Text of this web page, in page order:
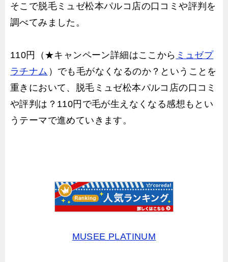
そこで脱毛ミュゼ松本パルコ店の口コミや評判を
調べてみました。
110円（★キャンペーン詳細はここから ミュゼプ
ラチナム ）でも毛がなくなるのか？ということを
重きにおいて、脱毛ミュゼ松本パルコ店の口コミ
や評判は？110円で毛が生えなくなる感想もとい
うテーマで進めていきます。
MUSEE PLATINUM